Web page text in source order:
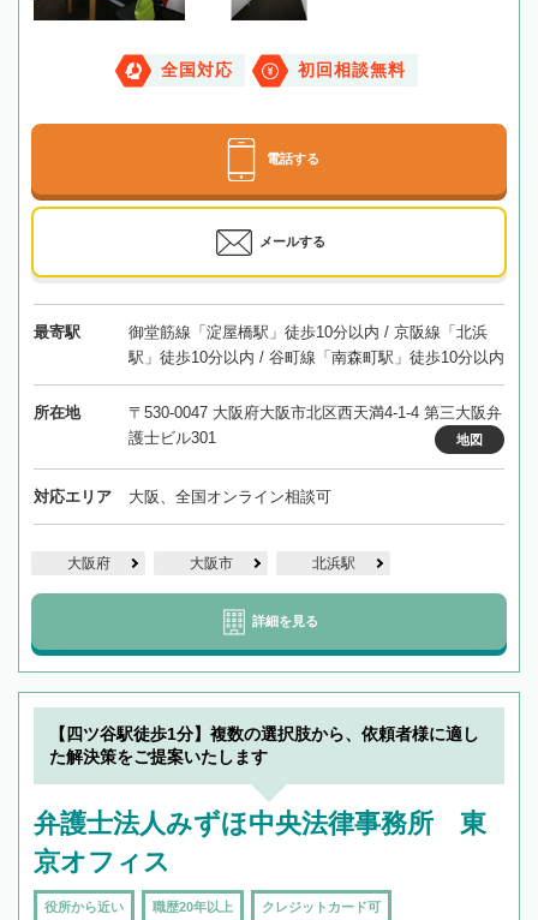
全国対応 初回相談無料
電話する
メールする
最寄駅
御堂筋線「淀屋橋駅」徒歩10分以内 / 京阪線「北浜
駅」徒歩10分以内 / 谷町線「南森町駅」徒歩10分以内
所在地
〒530-0047 大阪府大阪市北区西天満4-1-4 第三大阪弁
護士ビル301
地図
対応エリア 大阪、全国オンライン相談可
大阪府 大阪市 北浜駅
詳細を見る
【四ツ谷駅徒歩1分】複数の選択肢から、依頼者様に適し
た解決策をご提案いたします
弁護士法人みずほ中央法律事務所 東
京オフィス
役所から近い 職歴20年以上 クレジットカード可